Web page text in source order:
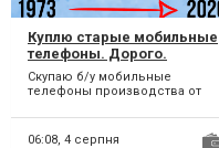
Куплю старые мобильные
телефоны. Дорого.
Срочно.
Скупаю б/у мобильные
телефоны производства от
состоянии. Дорого. Можно
отсылат...
06:08, 4 серпня